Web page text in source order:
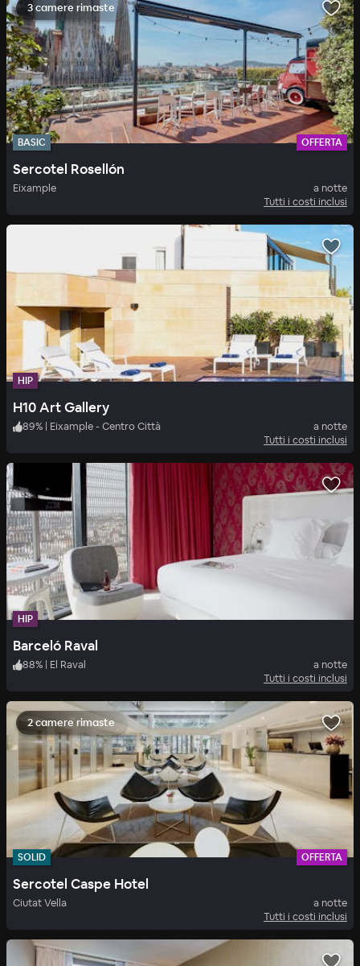
3 camere rimaste
BASIC OFFERTA
Sercotel Rosellón
Eixample
a notte
Tutti i costi inclusi
HIP
H10 Art Gallery
89% | Eixample - Centro Città
a notte
Tutti i costi inclusi
HIP
Barceló Raval
88% | El Raval
a notte
Tutti i costi inclusi
2 camere rimaste
SOLID OFFERTA
Sercotel Caspe Hotel
Ciutat Vella
a notte
Tutti i costi inclusi